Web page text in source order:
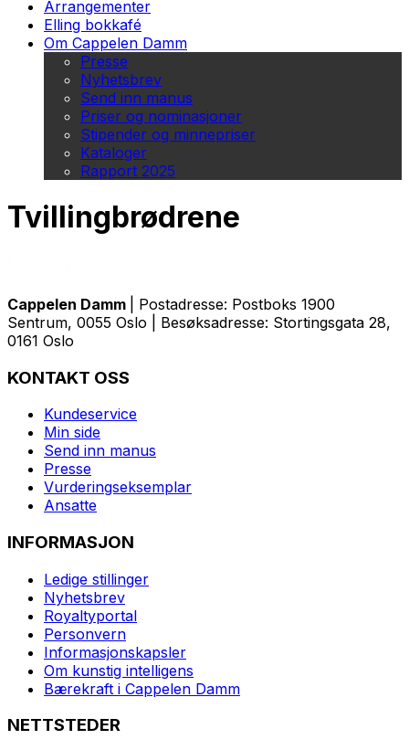
Arrangementer
Elling bokkafé
Om Cappelen Damm
Presse
Nyhetsbrev
Send inn manus
Priser og nominasjoner
Stipender og minnepriser
Kataloger
Rapport 2025
Tvillingbrødrene
Cappelen Damm
| Postadresse: Postboks 1900
Sentrum, 0055 Oslo | Besøksadresse: Stortingsgata 28,
0161 Oslo
KONTAKT OSS
Kundeservice
Min side
Send inn manus
Presse
Vurderingseksemplar
Ansatte
INFORMASJON
Ledige stillinger
Nyhetsbrev
Royaltyportal
Personvern
Informasjonskapsler
Om kunstig intelligens
Bærekraft i Cappelen Damm
NETTSTEDER